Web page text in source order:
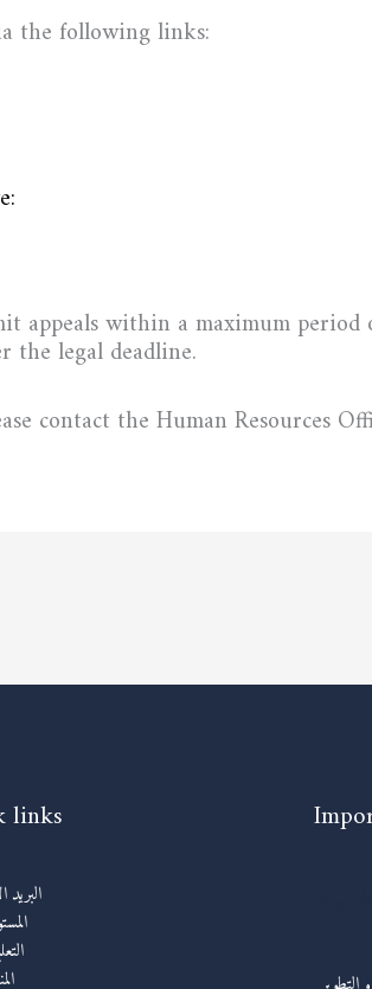
the following links:
appeals within a maximum
the legal deadline.
contact the Human Resources
links
البريد